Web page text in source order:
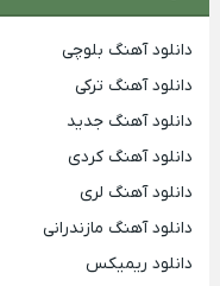
دانلود آهنگ بلوچی
دانلود آهنگ ترکی
دانلود آهنگ جدید
دانلود آهنگ کردی
دانلود آهنگ لری
دانلود آهنگ مازندرانی
دانلود ریمیکس